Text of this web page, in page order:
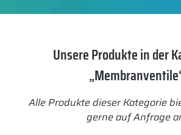
Unsere Produkte in der
Alle Produkte dieser Kategorie
gerne auf Anfrage